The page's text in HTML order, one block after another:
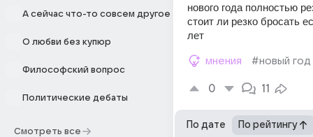
А сейчас что-то совсем другое
О любви без купюр
Философский вопрос
Политические дебаты
Смотреть все
нового года полностью
стоит ли резко бросать
лет
мнения #новый год
0 11
По дате По рейтингу